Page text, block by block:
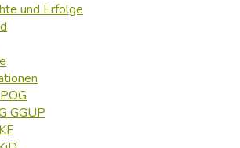
und Erfolge
GGUP